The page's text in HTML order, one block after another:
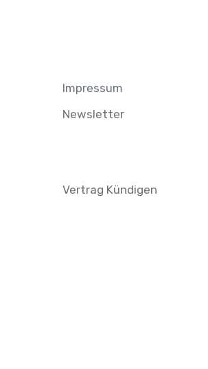
Impressum
Newsletter
Vertrag Kündigen